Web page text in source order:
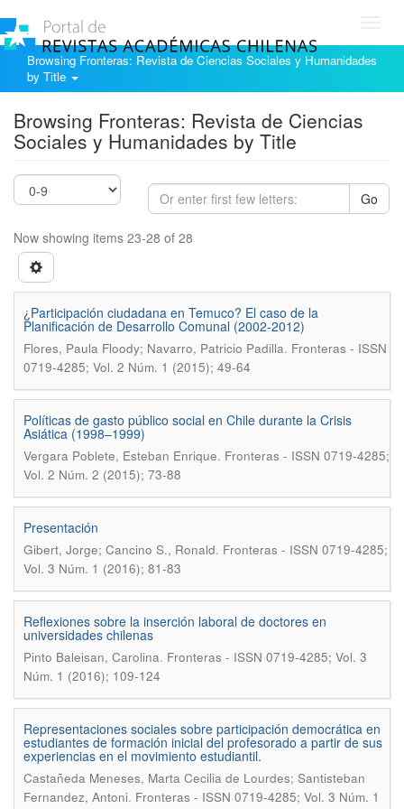
Browsing Fronteras: Revista de Ciencias Sociales y Humanidades
by Title
Browsing Fronteras: Revista de Ciencias
Sociales y Humanidades by Title
Go
Now showing items 23-28 of 28
¿Participación ciudadana en Temuco? El caso de la
Planificación de Desarrollo Comunal (2002-2012)
Flores, Paula Floody; Navarro, Patricio Padilla. Fronteras - ISSN
0719-4285; Vol. 2 Núm. 1 (2015); 49-64
Políticas de gasto público social en Chile durante la Crisis
Asiática (1998–1999)
Vergara Poblete, Esteban Enrique. Fronteras - ISSN 0719-4285;
Vol. 2 Núm. 2 (2015); 73-88
Presentación
Gibert, Jorge; Cancino S., Ronald. Fronteras - ISSN 0719-4285;
Vol. 3 Núm. 1 (2016); 81-83
Reflexiones sobre la inserción laboral de doctores en
universidades chilenas
Pinto Baleisan, Carolina. Fronteras - ISSN 0719-4285; Vol. 3
Núm. 1 (2016); 109-124
Representaciones sociales sobre participación democrática en
estudiantes de formación inicial del profesorado a partir de sus
experiencias en el movimiento estudiantil.
Castañeda Meneses, Marta Cecilia de Lourdes; Santisteban
Fernandez, Antoni. Fronteras - ISSN 0719-4285; Vol. 3 Núm. 1